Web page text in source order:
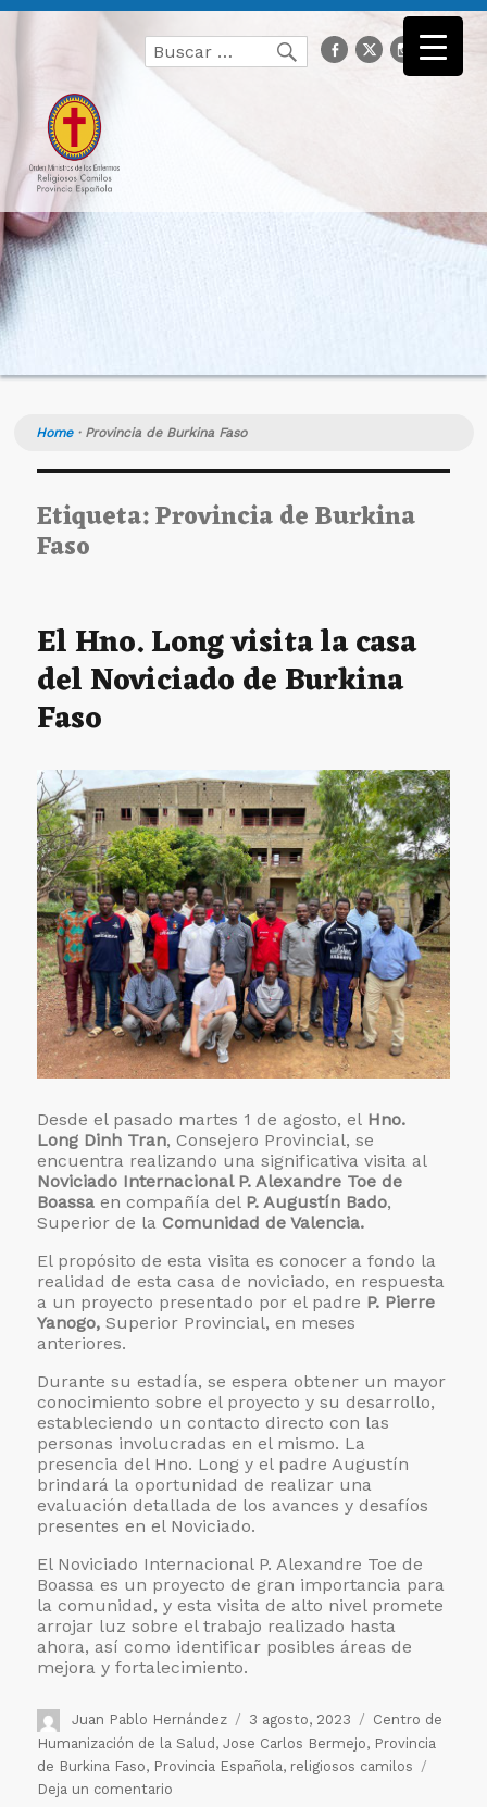
Buscar
por:
Buscarfacebook
Twitter
Home· Provincia de Burkina Faso
Etiqueta:Provincia de Burkina
Faso
El Hno. Long visita la casa
del Noviciado de Burkina
Faso
Desde el pasado martes 1 de agosto, el Hno.
Long Dinh Tran, Consejero Provincial, se
encuentra realizando una significativa visita al
Noviciado Internacional P. Alexandre Toe de
Boassa en compañía del P. Augustín Bado,
Superior de laComunidad de Valencia.
El propósito de esta visita es conocer a fondo la
realidad de esta casa de noviciado, en respuesta
a un proyecto presentado por el padre P. Pierre
Yanogo, Superior Provincial, en meses
anteriores.
Durante su estadía, se espera obtener un mayor
conocimiento sobre el proyecto y su desarrollo,
estableciendo un contacto directo con las
personas involucradas en el mismo. La
presencia del Hno. Long y el padre Augustín
brindará la oportunidad de realizar una
evaluación detallada de los avances y desafíos
presentes en el Noviciado.
El Noviciado Internacional P. Alexandre Toe de
Boassa es un proyecto de gran importancia para
la comunidad, y esta visita de alto nivel promete
arrojar luz sobre el trabajo realizado hasta
ahora, así como identificar posibles áreas de
mejora y fortalecimiento.
Autor
Juan Pablo Hernández
Publicado
el
3 agosto, 2023 Etiquetas
Centro de
Humanización de la Salud,Jose Carlos Bermejo, Provincia
de Burkina Faso, Provincia Española, religiosos camilos
Deja un comentario